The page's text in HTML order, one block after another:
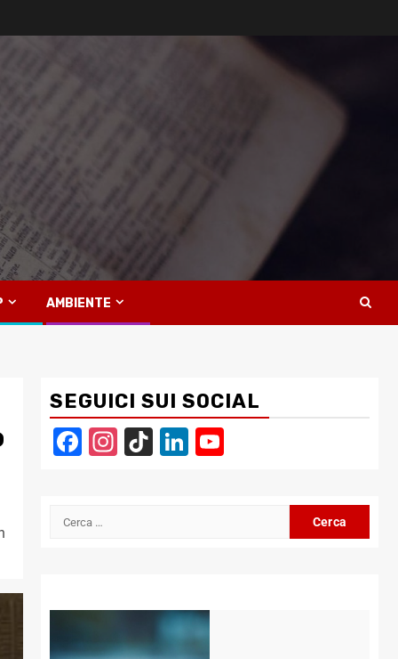
AMBIENTE
SEGUICI SUI SOCIAL
Facebook
Instagram
TikTokLinkedIn
Ricerca